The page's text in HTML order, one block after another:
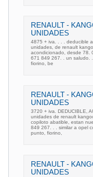
RENAULT -
UNIDADES
4875 + iva. . . . deducible
unidades, de renault
acondicionado, desde 78.
671 849 267. . un saludo.
fiorino, be
RENAULT -
UNIDADES
3720 + iva. DEDUCIBLE,
unidades de renault
copiloto abatible, estan
849 267. . . similar a opel
punto, fiorino,
RENAULT -
UNIDADES